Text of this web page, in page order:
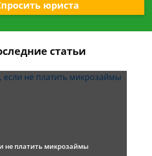
юриста
статьи
не платить микрозаймы